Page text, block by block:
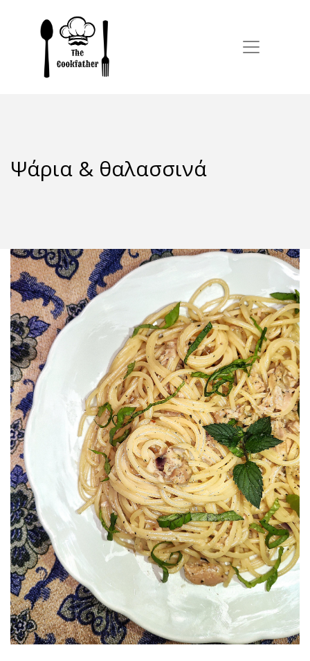
Ψάρια & θαλασσινά